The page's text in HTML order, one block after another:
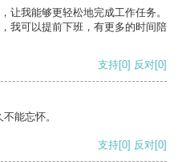
让我能够更轻松地完成工作任务。
我可以提前下班，有更多的时间陪
支持[0] 反对[0]
能忘怀。
支持[0] 反对[0]